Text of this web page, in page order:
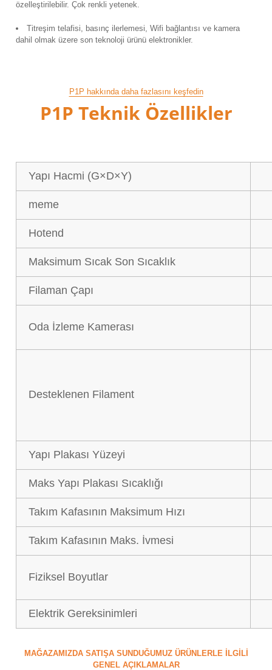
özelleştirilebilir. Çok renkli yetenek.
Titreşim telafisi, basınç ilerlemesi, Wifi bağlantısı ve kamera
dahil olmak üzere son teknoloji ürünü elektronikler.
P1P hakkında daha fazlasını keşfedin
P1P Teknik Özellikler
Yapı Hacmi (G×D×Y)
meme
Hotend
Maksimum Sıcak Son Sıcaklık
Filaman Çapı
Oda İzleme Kamerası
Desteklenen Filament
Yapı Plakası Yüzeyi
Maks Yapı Plakası Sıcaklığı
Takım Kafasının Maksimum Hızı
Takım Kafasının Maks. İvmesi
Fiziksel Boyutlar
Elektrik Gereksinimleri
MAĞAZAMIZDA SATIŞA SUNDUĞUMUZ ÜRÜNLERLE İLGİLİ
GENEL AÇIKLAMALAR